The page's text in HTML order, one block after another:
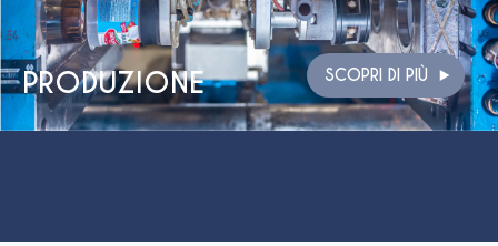
PRODUZIONE SCOPRI DI PIÙ